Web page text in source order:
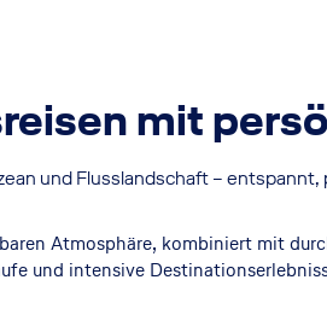
mit
und Flusslandschaft –
Atmosphäre, kombiniert mit
und intensive